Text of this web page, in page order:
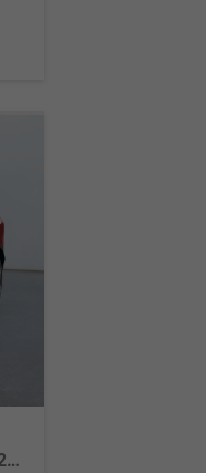
Tekna+ 1.3 MHEV 158PS/116kW Xtronic 2026